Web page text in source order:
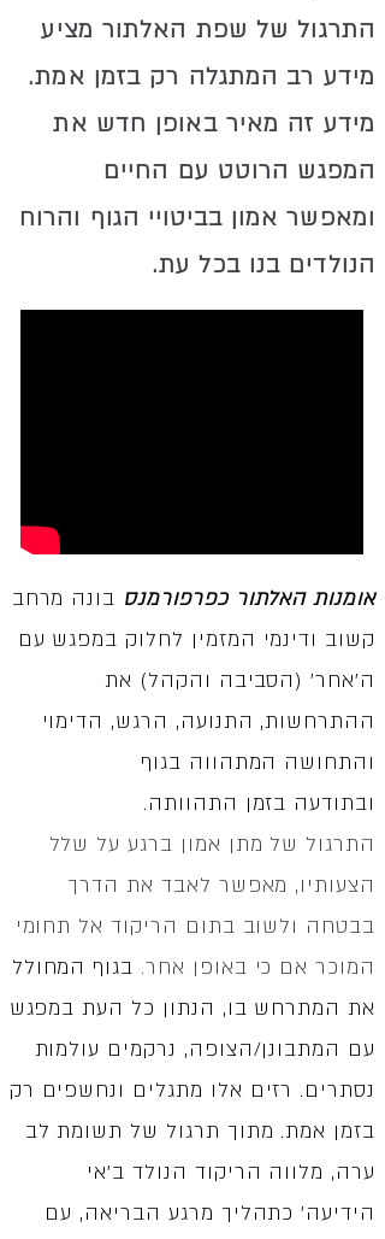
התרגול של שפת האלתור מציע
מידע רב המתגלה רק בזמן אמת.
מידע זה מאיר באופן חדש את
המפגש הרוטט עם החיים
ומאפשר אמון בביטויי הגוף והרוח
הנולדים בנו בכל עת.
אומנות האלתור כפרפורמנס בונה מרחב
קשוב ודינמי המזמין לחלוק במפגש עם
ה'אחר' (הסביבה והקהל) את
ההתרחשות, התנועה, הרגש, הדימוי
והתחושה המתהווה בגוף
ובתודעה בזמן התהוותה.
התרגול של מתן אמון ברגע על שלל
הצעותיו, מאפשר לאבד את הדרך
בבטחה ולשוב בתום הריקוד אל תחומי
המוכר אם כי באופן אחר. בגוף המחולל
את המתרחש בו, הנתון כל העת במפגש
עם המתבונן/הצופה, נרקמים עולמות
נסתרים. רזים אלו מתגלים ונחשפים רק
בזמן אמת. מתוך תרגול של תשומת לב
ערה, מלווה הריקוד הנולד ב'אי
הידיעה' כתהליך מרגע הבריאה, עם